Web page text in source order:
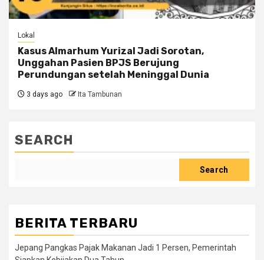
Lokal
Kasus Almarhum Yurizal Jadi Sorotan,
Unggahan Pasien BPJS Berujung
Perundungan setelah Meninggal Dunia
3 days ago Ita Tambunan
SEARCH
Search
BERITA TERBARU
Jepang Pangkas Pajak Makanan Jadi 1 Persen, Pemerintah